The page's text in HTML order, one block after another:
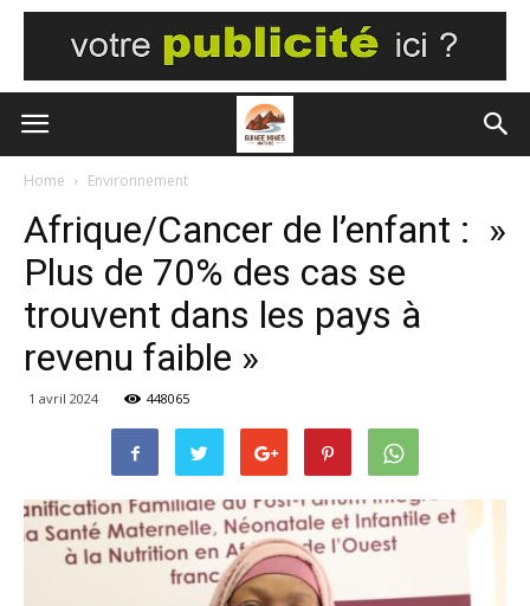
Home Environnement
Afrique/Cancer de l’enfant : »
Plus de 70% des cas se
trouvent dans les pays à
revenu faible »
1 avril 2024 448065